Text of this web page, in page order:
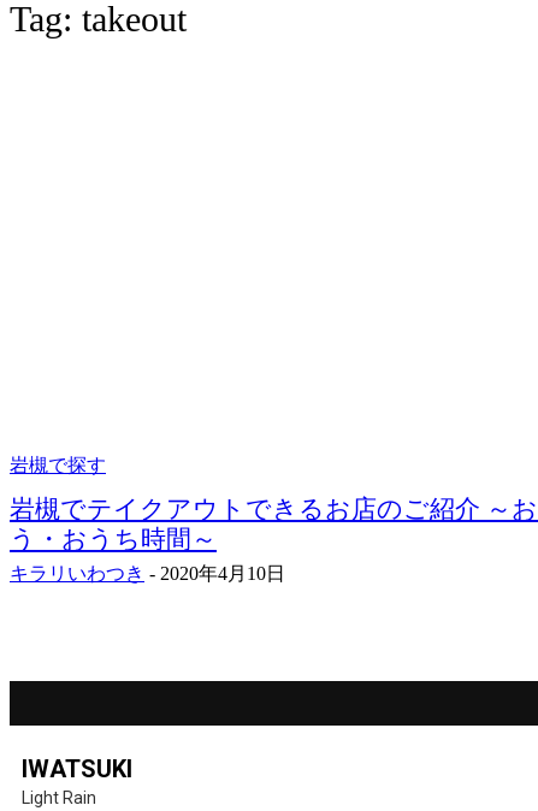
Tag: takeout
岩槻で探す
岩槻でテイクアウトできるお店のご紹介 ～
う・おうち時間～
キラリいわつき - 2020年4月10日
IWATSUKI
Light Rain